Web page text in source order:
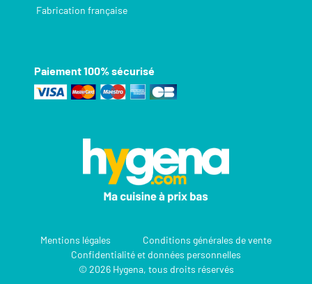
Fabrication française
Paiement 100% sécurisé
Mentions légales
Conditions générales de vente
Confidentialité et données personnelles
© 2026 Hygena, tous droits réservés